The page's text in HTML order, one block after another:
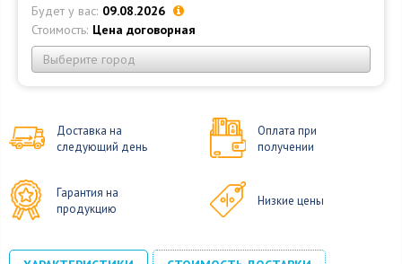
Будет у вас: 09.08.2026
Стоимость: Цена договорная
Выберите город
Доставка на
следующий день
Оплата при
получении
Гарантия на
продукцию
Низкие цены